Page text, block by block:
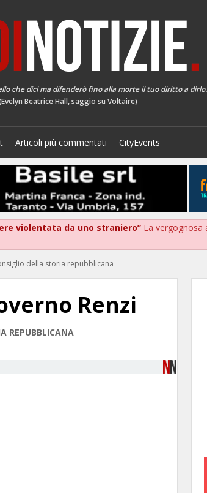
che dici ma difenderò fino alla morte il tuo diritto a
Beatrice Hall, saggio su Voltaire)
Articoli più commentati CityEvents
violentata da uno straniero” La vergognosa
della storia repubblicana
Renzi
REPUBBLICANA